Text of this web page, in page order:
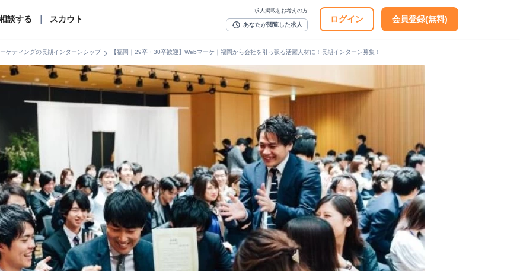
談する スカウト
求人掲載をお考えの方
history あなたが閲覧した求人
ログイン 会員登録(無料)
ケティングの長期インターンシップchevron_right 【福岡｜29卒・30卒歓迎】Webマーケ｜福岡から会社を引っ張る活躍人材に！長期インターン募集！